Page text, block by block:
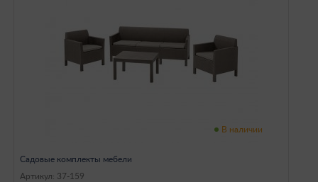
В наличии
Садовые комплекты мебели
Артикул: 37-159